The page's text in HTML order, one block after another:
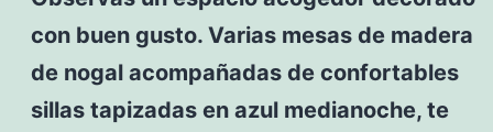
con buen gusto. Varias mesas de madera
de nogal acompañadas de confortables
sillas tapizadas en azul medianoche, te